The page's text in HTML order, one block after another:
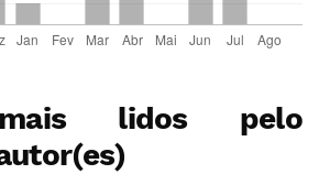
lidos pelo